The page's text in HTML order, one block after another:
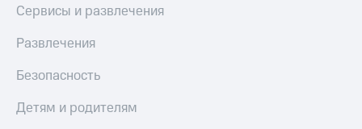
Сервисы и развлечения
Развлечения
Безопасность
Детям и родителям